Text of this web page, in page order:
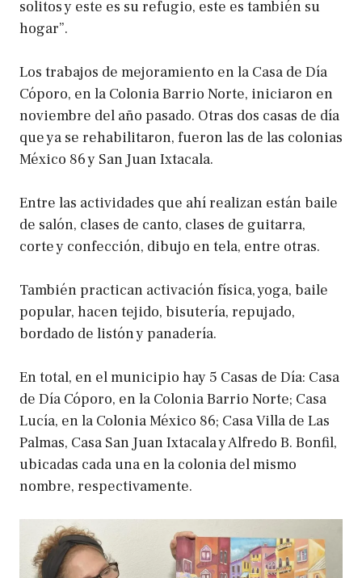
solitos y este es su refugio, este es también su
hogar”.
Los trabajos de mejoramiento en la Casa de Día
Cóporo, en la Colonia Barrio Norte, iniciaron en
noviembre del año pasado. Otras dos casas de día
que ya se rehabilitaron, fueron las de las colonias
México 86 y San Juan Ixtacala.
Entre las actividades que ahí realizan están baile
de salón, clases de canto, clases de guitarra,
corte y confección, dibujo en tela, entre otras.
También practican activación física, yoga, baile
popular, hacen tejido, bisutería, repujado,
bordado de listón y panadería.
En total, en el municipio hay 5 Casas de Día: Casa
de Día Cóporo, en la Colonia Barrio Norte; Casa
Lucía, en la Colonia México 86; Casa Villa de Las
Palmas, Casa San Juan Ixtacala y Alfredo B. Bonfil,
ubicadas cada una en la colonia del mismo
nombre, respectivamente.